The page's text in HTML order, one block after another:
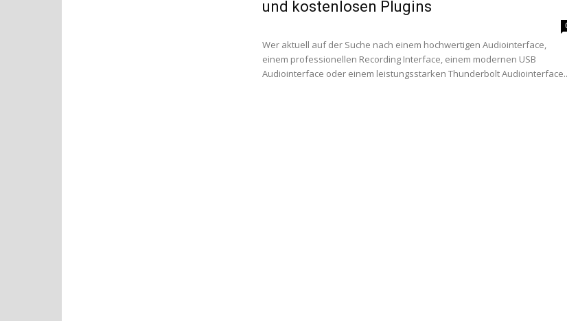
und kostenlosen Plugins
Wer aktuell auf der Suche nach einem hochwertigen Audiointerface,
einem professionellen Recording Interface, einem modernen USB
Audiointerface oder einem leistungsstarken Thunderbolt